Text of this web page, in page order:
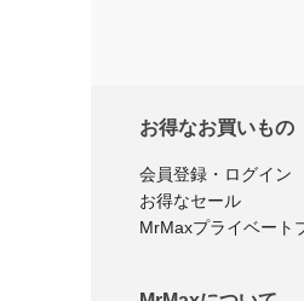
お得なお買いもの
会員登録・ログイン
お得なセール
MrMaxプライベート